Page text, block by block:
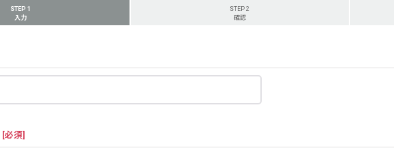
STEP 1
入力
STEP 2
確認
[必須]